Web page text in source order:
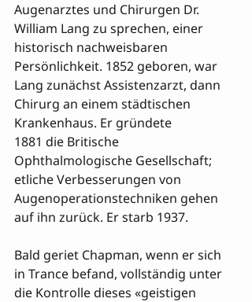
Augenarztes und Chirurgen Dr.
William Lang zu sprechen, einer
historisch nachweisbaren
Persönlichkeit. 1852 geboren, war
Lang zunächst Assistenzarzt, dann
Chirurg an einem städtischen
Krankenhaus. Er gründete
1881 die Britische
Ophthalmologische Gesellschaft;
etliche Verbesserungen von
Augenoperationstechniken gehen
auf ihn zurück. Er starb 1937.
Bald geriet Chapman, wenn er sich
in Trance befand, vollständig unter
die Kontrolle dieses «geistigen